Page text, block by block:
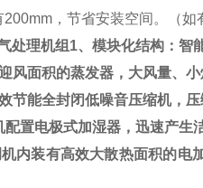
，节省安装空间。（如
处理机组 1、模块化结构：智
风面积的蒸发器，大风量、小
节能全封闭低噪音压缩机，
置电极式加湿器，迅速产生
内装有高效大散热面积的电